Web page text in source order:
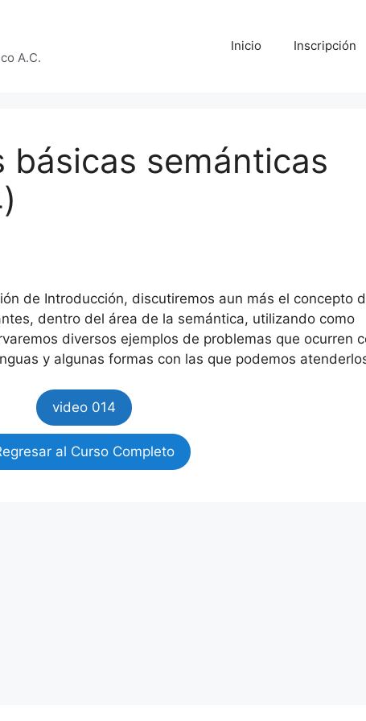
A.C.
Inicio Inscripción
básicas semánticas
de Introducción, discutiremos aun más el concepto
dentro del área de la semántica, utilizando como
diversos ejemplos de problemas que ocurren
y algunas formas con las que podemos
video 014
al Curso Completo